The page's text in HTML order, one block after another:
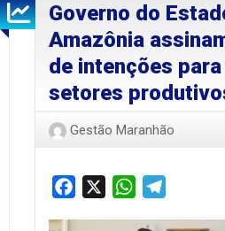
Governo do
Amazônia
de intenções
setores
Gestão Maranhão
Facebook WhatsApp